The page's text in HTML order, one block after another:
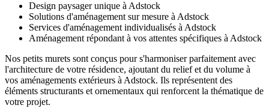
Design paysager unique à Adstock
Solutions d'aménagement sur mesure à Adstock
Services d'aménagement individualisés à Adstock
Aménagement répondant à vos attentes spécifiques à Adstock
Nos petits murets sont conçus pour s'harmoniser parfaitement avec
l'architecture de votre résidence, ajoutant du relief et du volume à
vos aménagements extérieurs à Adstock. Ils représentent des
éléments structurants et ornementaux qui renforcent la thématique de
votre projet.